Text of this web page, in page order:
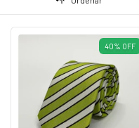
40% OFF